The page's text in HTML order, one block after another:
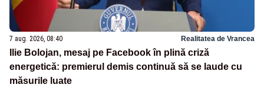
7 aug. 2026, 08:40 Realitatea de Vrancea
Ilie Bolojan, mesaj pe Facebook în plină criză
energetică: premierul demis continuă să se laude cu
măsurile luate